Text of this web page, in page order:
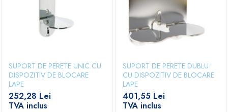
Papuci hotel
SUPORT DE PERETE UNIC CU
DISPOZITIV DE BLOCARE
LAPE
252,28 Lei
TVA inclus
SUPORT DE PERETE DUBLU
CU DISPOZITIV DE BLOCARE
LAPE
401,55 Lei
TVA inclus